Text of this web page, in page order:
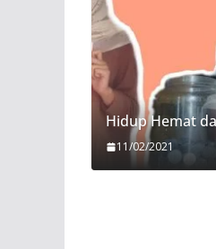
Hidup Hemat
11/02/2021